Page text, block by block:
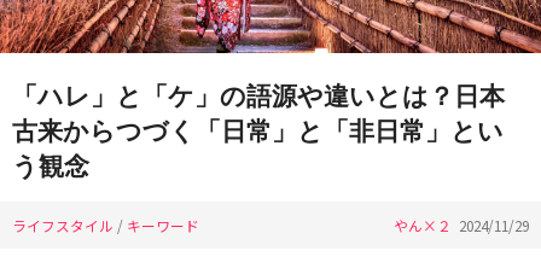
「ハレ」と「ケ」の語源や違いとは？日本
古来からつづく「日常」と「非日常」とい
う観念
ライフスタイル / キーワード やん×２ 2024/11/29